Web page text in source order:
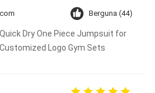
Berguna (44)
Dry One Piece Jumpsuit for
Logo Gym Sets